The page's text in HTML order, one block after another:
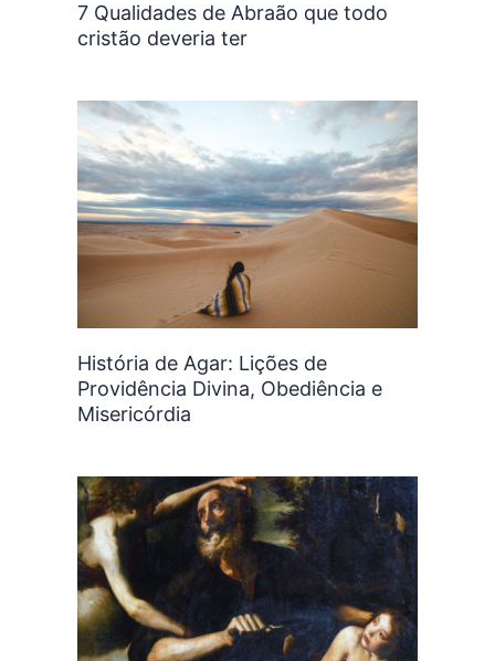
7 Qualidades de Abraão que todo
cristão deveria ter
História de Agar: Lições de
Providência Divina, Obediência e
Misericórdia